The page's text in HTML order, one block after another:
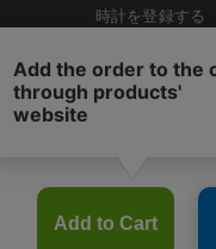
時計を登録する